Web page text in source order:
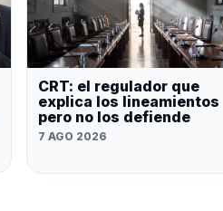
CRT: el regulador que
explica los lineamientos
pero no los defiende
7 AGO 2026